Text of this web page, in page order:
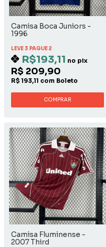
Camisa Boca Juniors -
1996
LEVE 3 PAGUE 2
R$193,11 no pix
R$ 209,90
R$ 193,11 com Boleto
COMPRAR
Camisa Fluminense -
2007 Third